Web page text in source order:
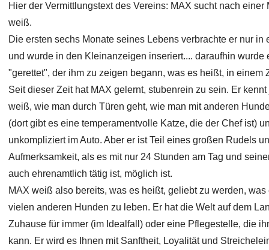
Hier der Vermittlungstext des Vereins: MAX sucht nach
weiß.
Die ersten sechs Monate seines Lebens verbrachte er nur
und wurde in den Kleinanzeigen inseriert.... daraufhin
"gerettet", der ihm zu zeigen begann, was es heißt, in einem
Seit dieser Zeit hat MAX gelernt, stubenrein zu sein. Er
weiß, wie man durch Türen geht, wie man mit anderen
(dort gibt es eine temperamentvolle Katze, die der Chef ist)
unkompliziert im Auto. Aber er ist Teil eines großen Rudels
Aufmerksamkeit, als es mit nur 24 Stunden am Tag und
auch ehrenamtlich tätig ist, möglich ist.
MAX weiß also bereits, was es heißt, geliebt zu werden,
vielen anderen Hunden zu leben. Er hat die Welt auf dem
Zuhause für immer (im Idealfall) oder eine Pflegestelle, die
kann. Er wird es Ihnen mit Sanftheit, Loyalität und